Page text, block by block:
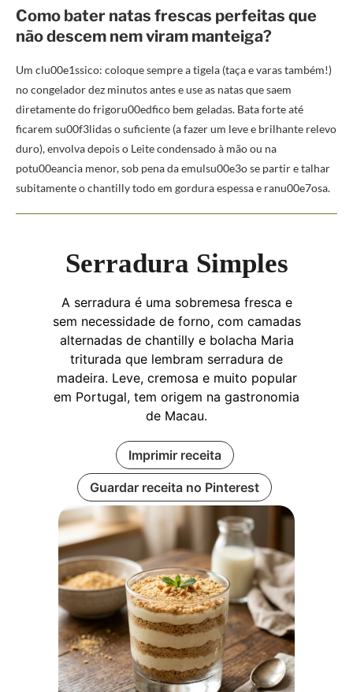
Como bater natas frescas perfeitas que
não descem nem viram manteiga?
Um clu00e1ssico: coloque sempre a tigela (taça e varas também!)
no congelador dez minutos antes e use as natas que saem
diretamente do frigoru00edfico bem geladas. Bata forte até
ficarem su00f3lidas o suficiente (a fazer um leve e brilhante relevo
duro), envolva depois o Leite condensado à mão ou na
potu00eancia menor, sob pena da emulsu00e3o se partir e talhar
subitamente o chantilly todo em gordura espessa e ranu00e7osa.
Serradura Simples
A serradura é uma sobremesa fresca e
sem necessidade de forno, com camadas
alternadas de chantilly e bolacha Maria
triturada que lembram serradura de
madeira. Leve, cremosa e muito popular
em Portugal, tem origem na gastronomia
de Macau.
Imprimir receita
Guardar receita no Pinterest